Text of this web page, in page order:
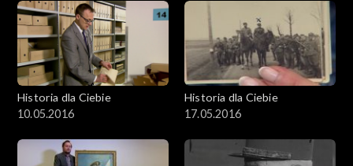
Historia dla Ciebie
10.05.2016
Historia dla Ciebie
17.05.2016